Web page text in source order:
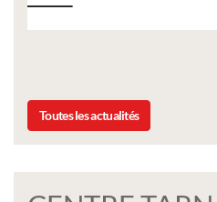
délibération du
Toutes les actualités